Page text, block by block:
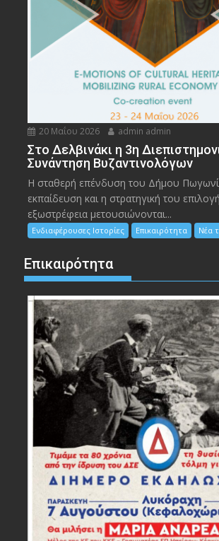
20 Μαΐου 2026 admin admin
Στο Δελβινάκι η 3η
Συνάντηση Βυζαντινολόγων
Η σταθερή επένδυση του Δήμου
εκπαίδευση και η στρατηγική του
εξωστρέφεια μετουσιώνονται...
Ενδιαφέρουσες Ιστορίες Επικαιρότητα Νέα
Επικαιρότητα